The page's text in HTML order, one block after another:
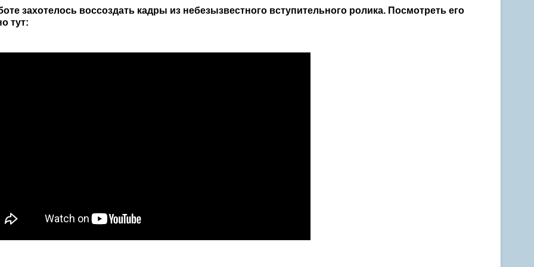
захотелось воссоздать кадры из небезызвестного вступительного ролика. Посмотреть его
тут: